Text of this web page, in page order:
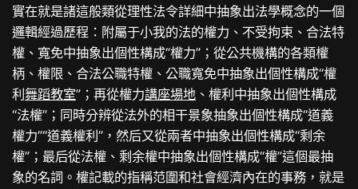
實在就是諸這般類從理性法令詳細中抽象出法學概念的一個
邏輯經過歷程：附屬于小我的法的權力、不受拘束、合法特
權、寬免中抽象出個性構成“權力”；從公共機構的各類權
柄、權限、合法公職特權、公職寬免中抽象出個性構成“權
利舞蹈教室”；再從權力講座場地 、權利中抽象出個性構成
“法權”；同時分辨從法外的相干景象抽象出個性構成“道義
權力”“道義權利”，然后又從兩者中抽象出個性構成“剩余
權”；最后從法權、剩余權中抽象出個性構成“權”這個最抽
象的名詞。權記載的指稱范圍和社會經濟內在的事務，就是